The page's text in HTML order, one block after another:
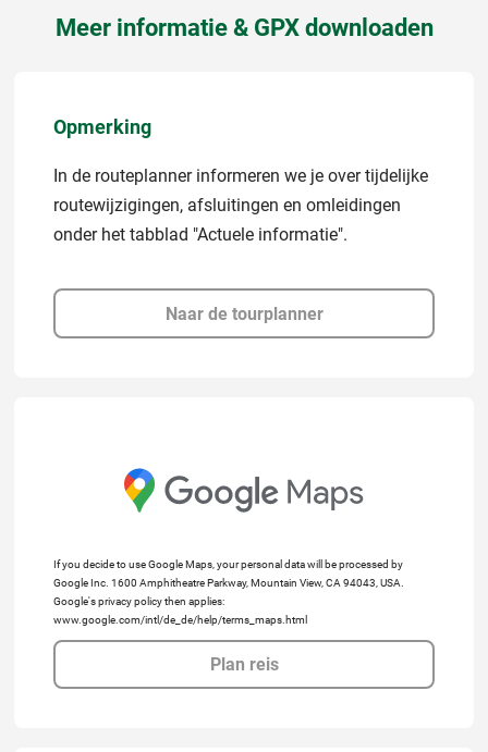
Meer informatie & GPX downloaden
Opmerking
In de routeplanner informeren we je over tijdelijke
routewijzigingen, afsluitingen en omleidingen
onder het tabblad "Actuele informatie".
Naar de tourplanner
If you decide to use Google Maps, your personal data will be processed by
Google Inc. 1600 Amphitheatre Parkway, Mountain View, CA 94043, USA.
Google's privacy policy then applies:
www.google.com/intl/de_de/help/terms_maps.html
Plan reis